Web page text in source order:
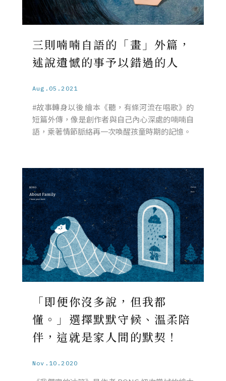
三則喃喃自語的「畫」外篇，
述說遺憾的事予以錯過的人
Aug.05.2021
#故事轉身以後 繪本《聽，有條河流在唱歌》的
短篇外傳，像是創作者與自己內心深處的喃喃自
語，乘著情節脈絡再一次喚醒孩童時期的記憶。
「即便你沒多說，但我都
懂。」選擇默默守候、溫柔陪
伴，這就是家人間的默契！
Nov.10.2020